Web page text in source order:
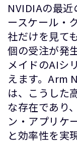
NVIDIAの最
ースケール・
社だけを見て
個の受注が発
メイドのAIシ
えます。Arm
は、こうした
な存在であり
ン・アプリケ
と効率性を実